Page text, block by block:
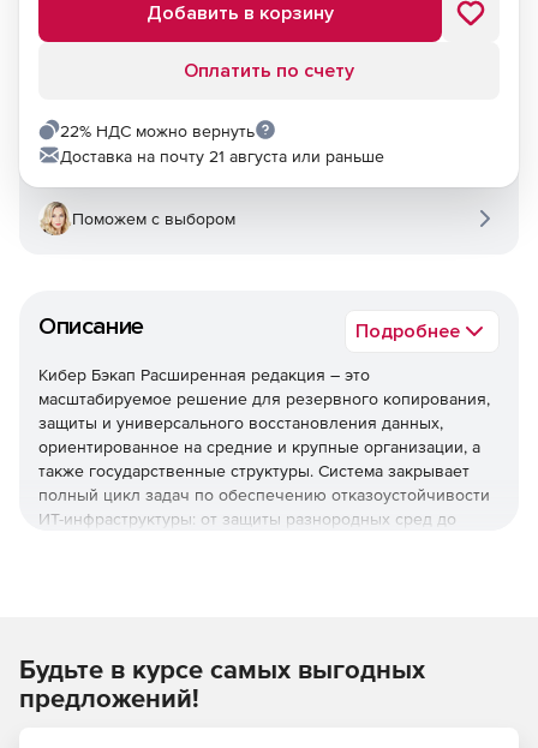
Описание Подробнее
Кибер Бэкап Расширенная редакция – это
масштабируемое решение для резервного копирования,
защиты и универсального восстановления данных,
ориентированное на средние и крупные организации, а
также государственные структуры. Система закрывает
полный цикл задач по обеспечению отказоустойчивости
ИТ-инфраструктуры: от защиты разнородных сред до
быстрого восстановления данных и соответствия
регуляторным требованиям при оптимальной стоимости
владения.
Добавить в корзину
Оплатить по счету
22% НДС можно вернуть
Доставка на почту 21 августа или раньше
Поможем с выбором
Будьте в курсе самых выгодных
предложений!